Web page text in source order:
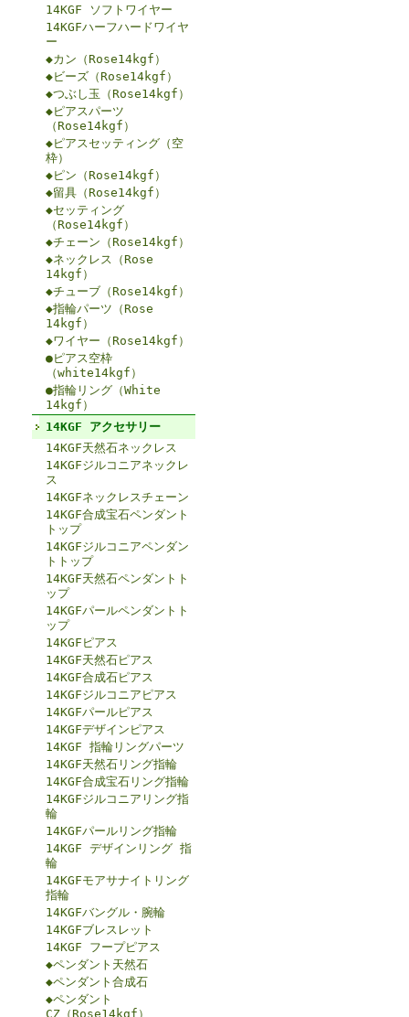
14KGF ソフトワイヤー
14KGFハーフハードワイヤ
ー
◆カン（Rose14kgf）
◆ビーズ（Rose14kgf）
◆つぶし玉（Rose14kgf）
◆ピアスパーツ
（Rose14kgf）
◆ピアスセッティング（空
枠）
◆ピン（Rose14kgf）
◆留具（Rose14kgf）
◆セッティング
（Rose14kgf）
◆チェーン（Rose14kgf）
◆ネックレス（Rose
14kgf）
◆チューブ（Rose14kgf）
◆指輪パーツ（Rose
14kgf）
◆ワイヤー（Rose14kgf）
●ピアス空枠
（white14kgf）
●指輪リング（White
14kgf）
14KGF アクセサリー
14KGF天然石ネックレス
14KGFジルコニアネックレ
ス
14KGFネックレスチェーン
14KGF合成宝石ペンダント
トップ
14KGFジルコニアペンダン
トトップ
14KGF天然石ペンダントト
ップ
14KGFパールペンダントト
ップ
14KGFピアス
14KGF天然石ピアス
14KGF合成石ピアス
14KGFジルコニアピアス
14KGFパールピアス
14KGFデザインピアス
14KGF 指輪リングパーツ
14KGF天然石リング指輪
14KGF合成宝石リング指輪
14KGFジルコニアリング指
輪
14KGFパールリング指輪
14KGF デザインリング 指
輪
14KGFモアサナイトリング
指輪
14KGFバングル・腕輪
14KGFブレスレット
14KGF フープピアス
◆ペンダント天然石
◆ペンダント合成石
◆ペンダント
CZ（Rose14kgf）